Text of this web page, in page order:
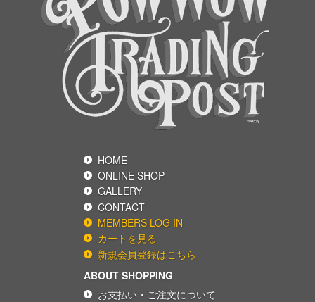
HOME
GALLERY
ONLINE SHOP
CONTACT
MEMBERS LOG IN
新規会員登録はこちら
カートを見る
ABOUT SHOPPING
お支払い・ご注文について